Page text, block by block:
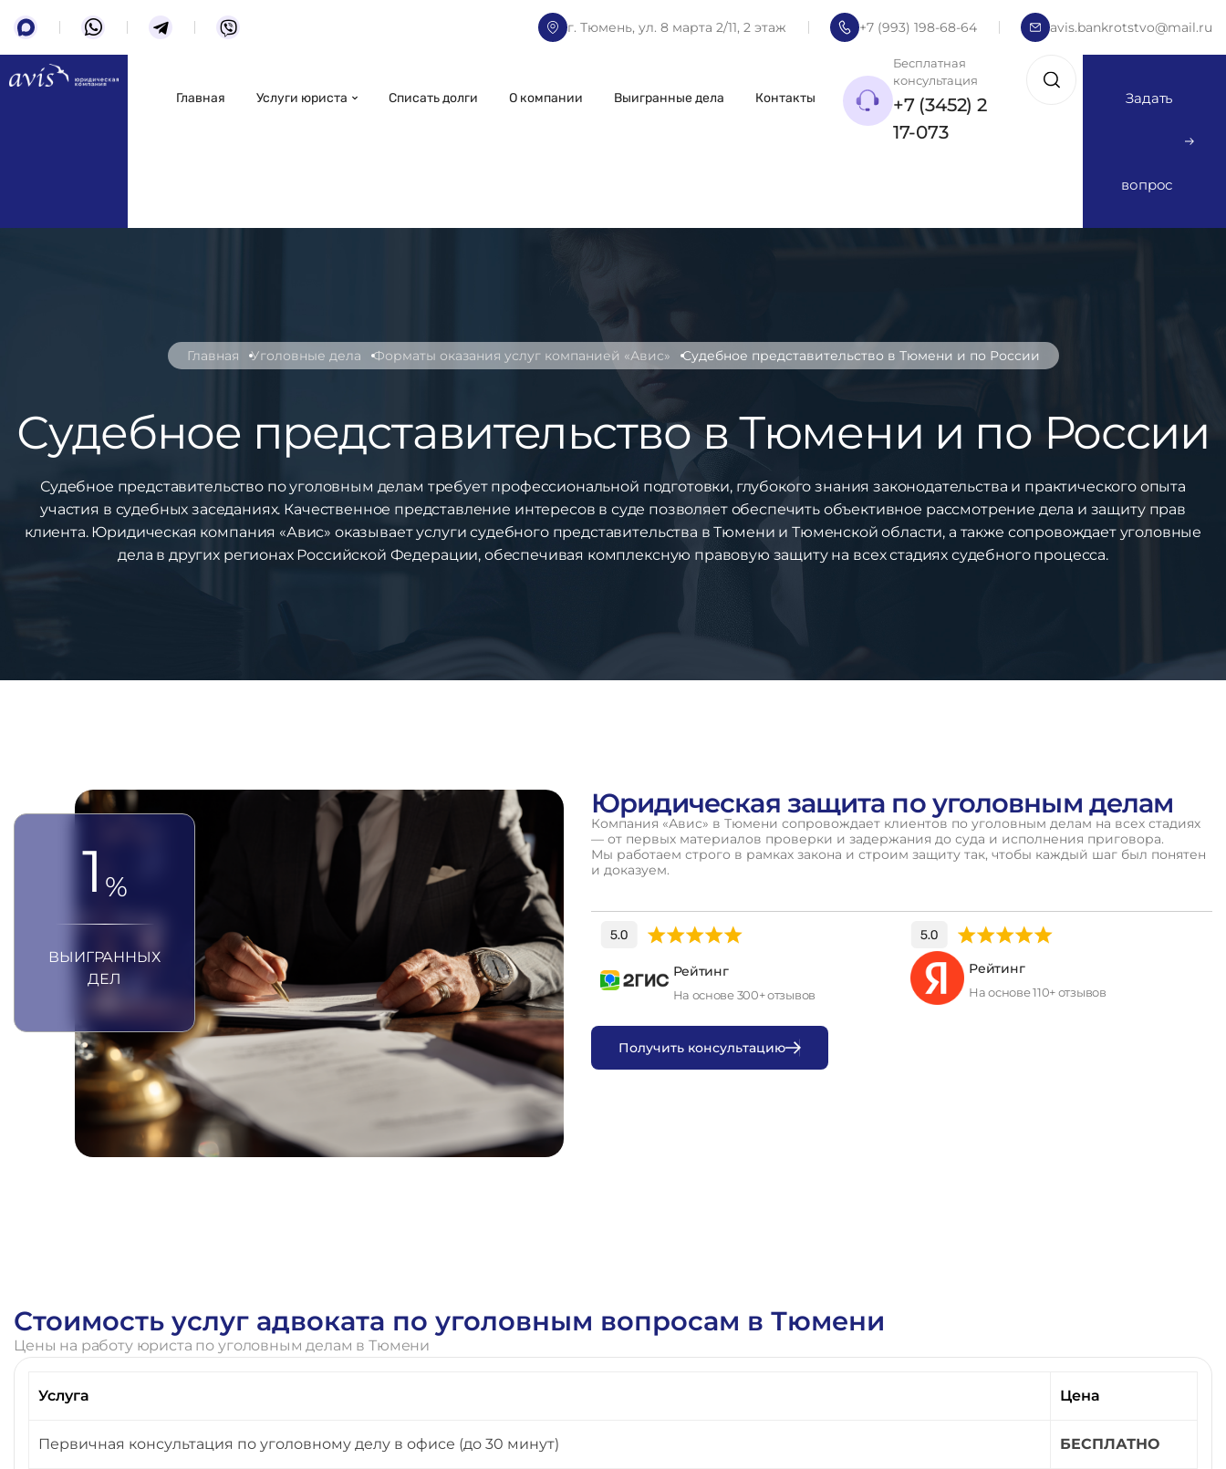
г. Тюмень, ул. 8 марта 2/11, 2 этаж +7 (993) 198-68-64 avis.bankrotstvo@mail.ru
Главная Услуги юриста Списать долги О компании Выигранные дела Контакты
Бесплатная
консультация
+7 (3452) 2
17-073
Задать
вопрос
Главная Уголовные дела Форматы оказания услуг компанией «Авис» Судебное представительство в Тюмени и по России
Судебное представительство в Тюмени и по России
Судебное представительство по уголовным делам требует профессиональной подготовки, глубокого знания законодательства и практического опыта
участия в судебных заседаниях. Качественное представление интересов в суде позволяет обеспечить объективное рассмотрение дела и защиту прав
клиента. Юридическая компания «Авис» оказывает услуги судебного представительства в Тюмени и Тюменской области, а также сопровождает уголовные
дела в других регионах Российской Федерации, обеспечивая комплексную правовую защиту на всех стадиях судебного процесса.
1 %
ВЫИГРАННЫХ
ДЕЛ
Юридическая защита по уголовным делам
Компания «Авис» в Тюмени сопровождает клиентов по уголовным делам на всех стадиях
— от первых материалов проверки и задержания до суда и исполнения приговора.
Мы работаем строго в рамках закона и строим защиту так, чтобы каждый шаг был понятен
и доказуем.
Рейтинг
На основе 300+ отзывов
Рейтинг
На основе 110+ отзывов
Получить консультацию
Стоимость услуг адвоката по уголовным вопросам в Тюмени
Цены на работу юриста по уголовным делам в Тюмени
Услуга Цена
Первичная консультация по уголовному делу в офисе (до 30 минут) БЕСПЛАТНО